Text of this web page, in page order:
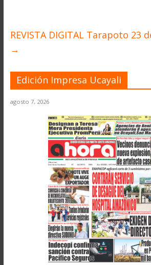
REVISTA DIGITAL Tarapoto 23
→
Edición Impresa Ucayali
agosto 7, 2026